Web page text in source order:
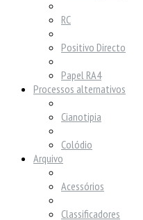
RC
Positivo Directo
Papel RA4
Processos alternativos
Cianotipia
Colódio
Arquivo
Acessórios
Classificadores